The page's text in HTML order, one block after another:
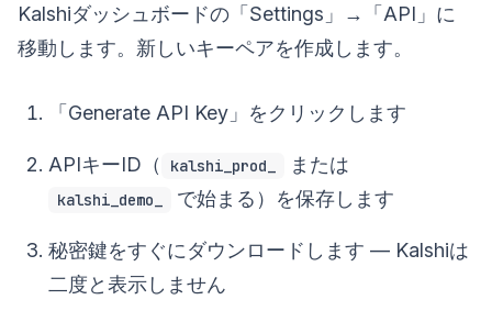
Kalshiダッシュボードの「Settings」→「API」に
移動します。新しいキーペアを作成します。
「Generate API Key」をクリックします
APIキーID（ kalshi_prod_ または
kalshi_demo_ で始まる）を保存します
秘密鍵をすぐにダウンロードします — Kalshiは
二度と表示しません